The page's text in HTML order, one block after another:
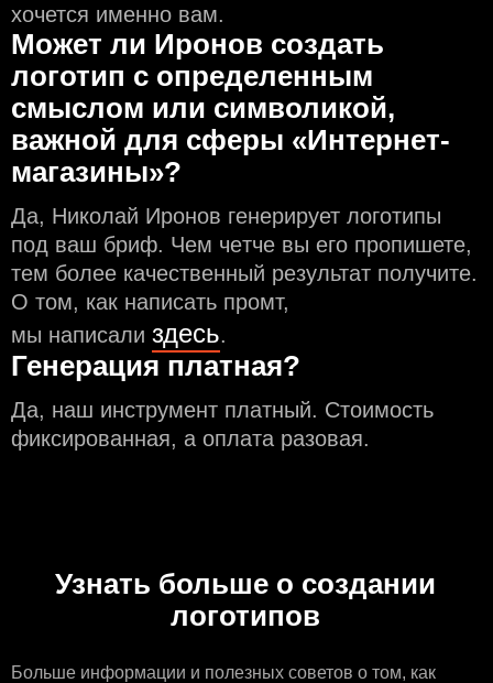
хочется именно вам.
Может ли Иронов создать
логотип с определeнным
смыслом или символикой,
важной для сферы «Интернет-
магазины»?
Да, Николай Иронов генерирует логотипы
под ваш бриф. Чем чeтче вы его пропишете,
тем более качественный результат получите.
О том, как написать промт,
мы написали здесь.
Генерация платная?
Да, наш инструмент платный. Стоимость
фиксированная, а оплата разовая.
Узнать больше о создании
логотипов
Больше информации и полезных советов о том, как